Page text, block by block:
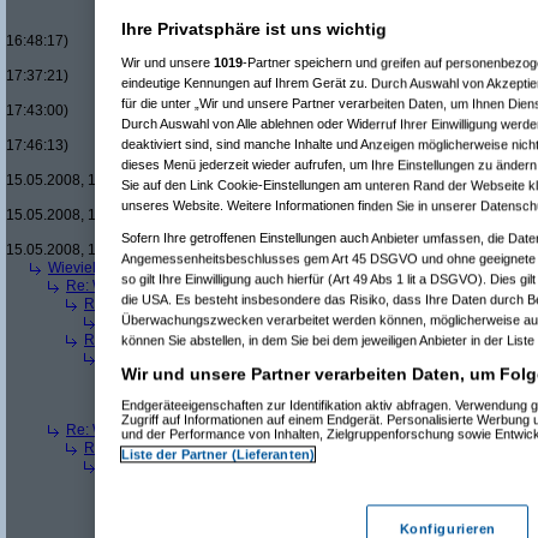
Re(17): Men in Black um
16:48:17)
Re(18): Men in Black
17:37:21)
Re(19): Men in Black
17:43:00)
Re(20): Men in
17:46:13)
Re(21): Men in
15.05.2008, 17:49:46)
Re(22): Men
15.05.2008, 18:07:18)
Re(23):
15.05.2008, 18:13:17)
Wieviele blus/hd-dvds habt ihr schon?(bröslam 15.05.2008, 18:06:08)
Re: Wieviele blus/hd-dvds habt ihr schon?( ducducam 15.05.2008,
Re(2): Wieviele blus/hd-dvds habt ihr schon?( brösl am 15.05.2008,
Re(3): Wieviele blus/hd-dvds habt ihr schon?(ducducam
Re(2): Wieviele blus/hd-dvds habt ihr schon?(hackenbush am
Re(4): Wieviele blus/hd-dvds habt ihr schon? (hackenbusham
Re(6): Wieviele blus/hd-dvds habt ihr schon?(
Re: Wieviele blus/hd-dvds habt ihr schon?("without"am 15.05.2008,
Re(2): Wieviele blus/hd-dvds habt ihr schon?
Re(3): Wieviele blus/hd-dvds habt ihr schon?
Re(5): Wieviele blus/hd-dvds habt ihr schon?("without"am
Re(6): Wieviele blus/hd-dvds habt ihr schon?
ducduc
Ihre Privatsphäre ist uns wichtig
Wir und unsere 1019-Partner speichern und greifen auf
eindeutige Kennungen auf Ihrem Gerät zu. Durch Auswahl von
für die unter „Wir und unsere Partner verarbeiten Daten, um Ihnen
Durch Auswahl von Alle ablehnen oder Widerruf Ihrer Einwilligung
deaktiviert sind, sind manche Inhalte und Anzeigen möglicherweise
dieses Menü jederzeit wieder aufrufen, um Ihre Einstellungen zu
Sie auf den Link Cookie-Einstellungen am unteren Rand der Webseite
unseres Website. Weitere Informationen finden Sie in unserer
Sofern Ihre getroffenen Einstellungen auch Anbieter umfassen, die
Angemessenheitsbeschlusses gem Art 45 DSGVO und ohne
so gilt Ihre Einwilligung auch hierfür (Art 49 Abs 1 lit a DSGVO). Dies
die USA. Es besteht insbesondere das Risiko, dass Ihre Daten durch
Überwachungszwecken verarbeitet werden können, möglicherweise
können Sie abstellen, in dem Sie bei dem jeweiligen Anbieter in der
Wir und unsere Partner verarbeiten Daten, um
Endgeräteeigenschaften zur Identifikation aktiv abfragen. Verwendung
Zugriff auf Informationen auf einem Endgerät. Personalisierte Werbung
und der Performance von Inhalten, Zielgruppenforschung sowie
Liste der Partner (Lieferanten)
Konfigurieren